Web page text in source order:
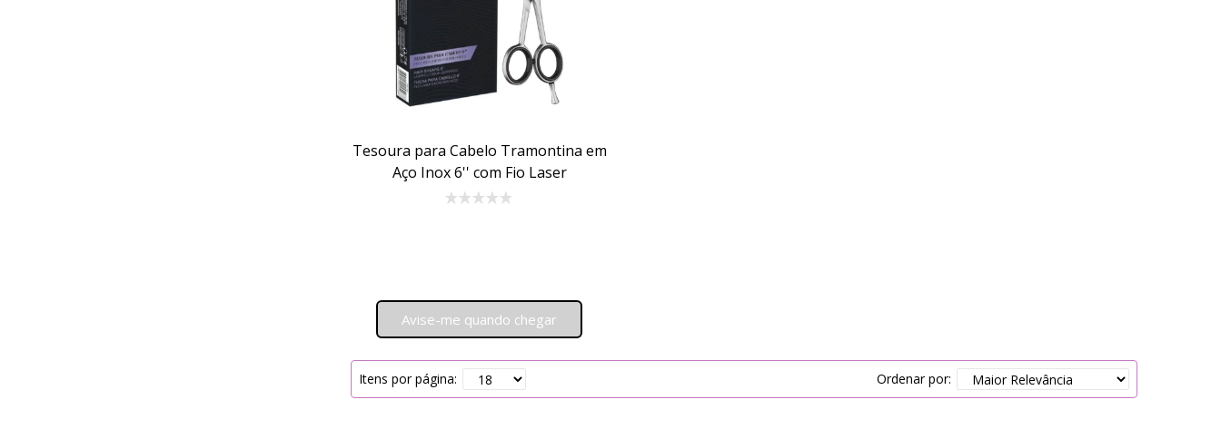
Tesoura para Cabelo Tramontina em
Aço Inox 6'' com Fio Laser
Avise-me quando chegar
Itens por página: Ordenar por: